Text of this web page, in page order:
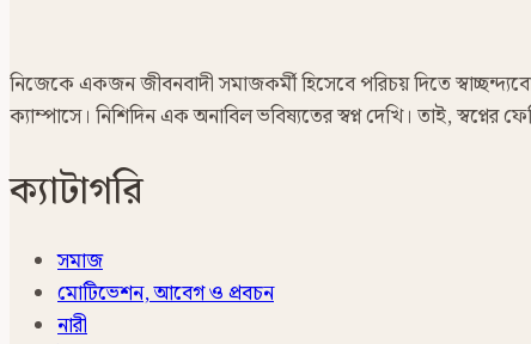
নিজেকে একজন জীবনবাদী সমাজকর্মী হিসেবে পরিচয় দিতে
ক্যাম্পাসে। নিশিদিন এক অনাবিল ভবিষ্যতের স্বপ্ন দেখি। তাই,
ক্যাটাগরি
সমাজ
মোটিভেশন, আবেগ ও প্রবচন
নারী